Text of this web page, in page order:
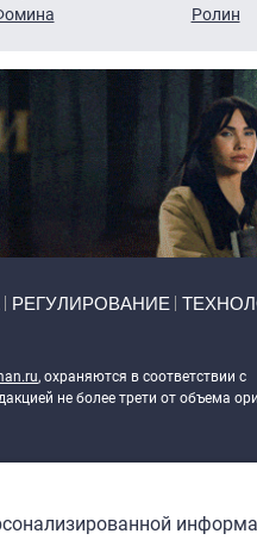
Ролин
РЕГУЛИРОВАНИЕ
, охраняются в соответствии с
не более трети от объема